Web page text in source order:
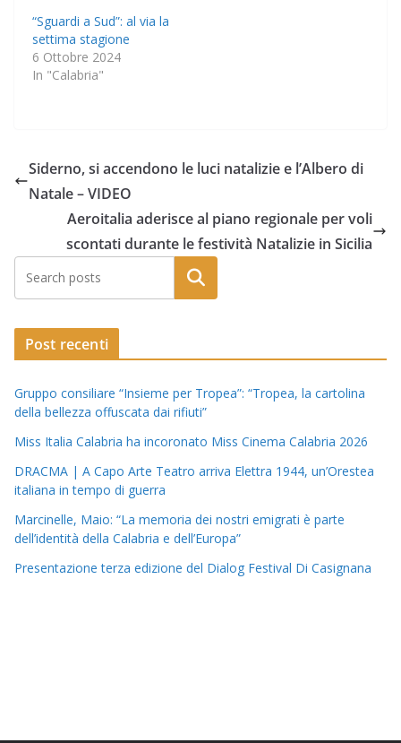
“Sguardi a Sud”: al via la
settima stagione
6 Ottobre 2024
In "Calabria"
Siderno, si accendono le luci natalizie e l’Albero di
Natale – VIDEO
Aeroitalia aderisce al piano regionale per voli
scontati durante le festività Natalizie in Sicilia
Post recenti
Gruppo consiliare “Insieme per Tropea”: “Tropea, la cartolina
della bellezza offuscata dai rifiuti”
Miss Italia Calabria ha incoronato Miss Cinema Calabria 2026
DRACMA | A Capo Arte Teatro arriva Elettra 1944, un’Orestea
italiana in tempo di guerra
Marcinelle, Maio: “La memoria dei nostri emigrati è parte
dell’identità della Calabria e dell’Europa”
Presentazione terza edizione del Dialog Festival Di Casignana